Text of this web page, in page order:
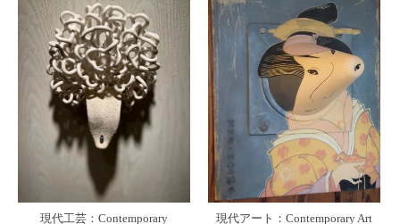
現代工芸：Contemporary
現代アート：Contemporary Art